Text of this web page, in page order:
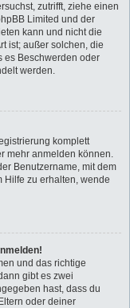
zutrifft, ziehe einen
Limited und der
kann und nicht die
ist; außer solchen, die
es Beschwerden oder
werden.
komplett
mehr anmelden können.
Benutzername, mit dem
Hilfe zu erhalten, wende
und das richtige
gibt es zwei
hast, dass du
oder deiner